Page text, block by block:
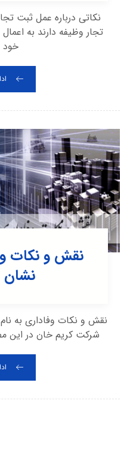
نکاتی درباره عمل ثبت
تجار وظیفه دارند به
خود
نقش و نکات
نشان
نقش و نکات وفاداری به
شرکت کریم خان در این